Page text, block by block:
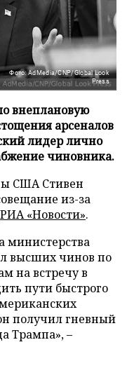
Фото: AdMedia/CNP/Global Look
Press
внеплановую
арсеналов
лидер лично
чиновника.
США Стивен
из-за
РИА «Новости».
министерства
высших чинов по
на встречу в
пути быстрого
получил гневный
Трампа», –